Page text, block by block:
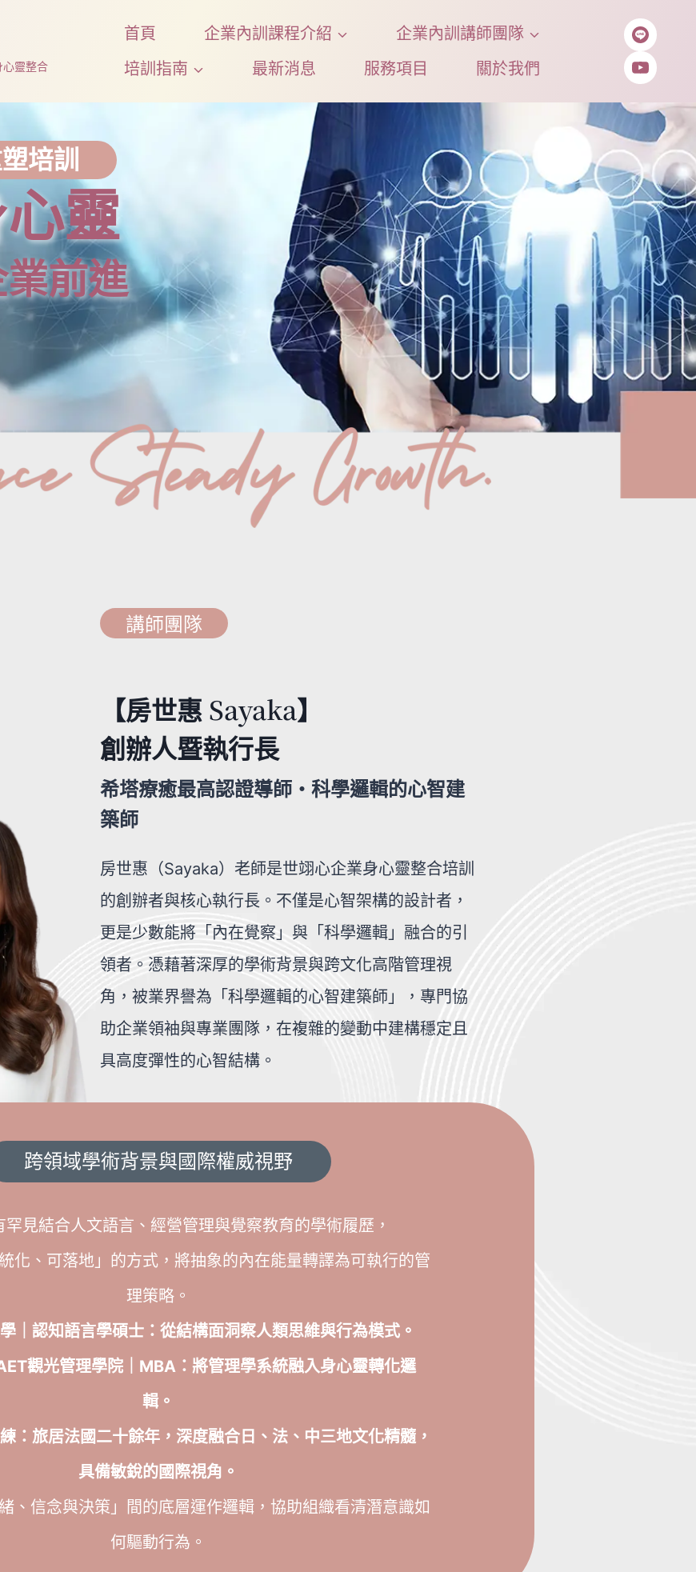
心靈整合
首頁 企業內訓課程介紹
企業內訓講師團隊
培訓指南
最新消息 服務項目 關於我們
培訓
靈
前進
講師團隊
【房世惠 Sayaka】
創辦人暨執行長
希塔療癒最高認證導師‧科學邏輯的心智建
築師
房世惠（Sayaka）老師是世翊心企業身心靈整合培訓
的創辦者與核心執行長。不僅是心智架構的設計者，
更是少數能將「內在覺察」與「科學邏輯」融合的引
領者。憑藉著深厚的學術背景與跨文化高階管理視
角，被業界譽為「科學邏輯的心智建築師」，專門協
助企業領袖與專業團隊，在複雜的變動中建構穩定且
具高度彈性的心智結構。
跨領域學術背景與國際權威視野
罕見結合人文語言、經營管理與覺察教育的學術履歷，
化、可落地」的方式，將抽象的內在能量轉譯為可執行的管
理策略。
｜認知語言學碩士：從結構面洞察人類思維與行為模式。
觀光管理學院 ｜MBA：將管理學系統融入身心靈轉化邏
輯。
：旅居法國二十餘年，深度融合日、法、中三地文化精髓，
具備敏銳的國際視角。
、信念與決策」間的底層運作邏輯，協助組織看清潛意識如
何驅動行為。